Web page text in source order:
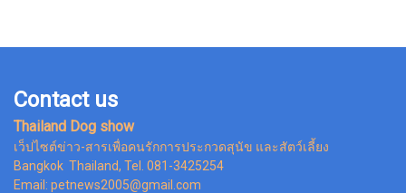
Contact us
Thailand Dog show
เว็ปไซต์ข่าว-สารเพื่อคนรักการประกวดสุนัข และสัตว์เลี้ยง
Bangkok Thailand, Tel. 081-3425254
Email: petnews2005@gmail.com